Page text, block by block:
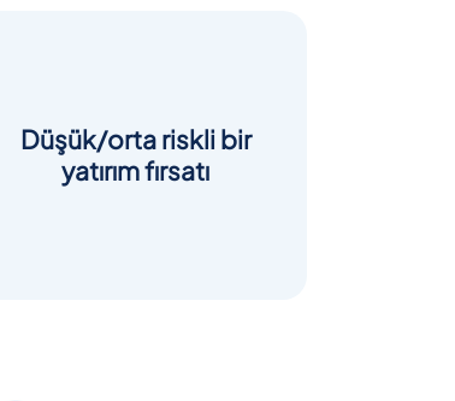
Düşük/orta riskli bir
yatırım fırsatı